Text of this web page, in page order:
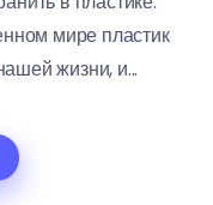
мире пластик
жизни, и...